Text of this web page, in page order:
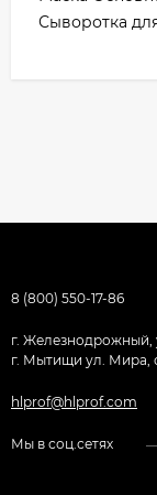
Сыворотка
8 (800) 550-17-86
г. Железнодрожный,
г. Мытищи ул. Мира,
hlprof@hlprof.com
Мы в соц.сетях